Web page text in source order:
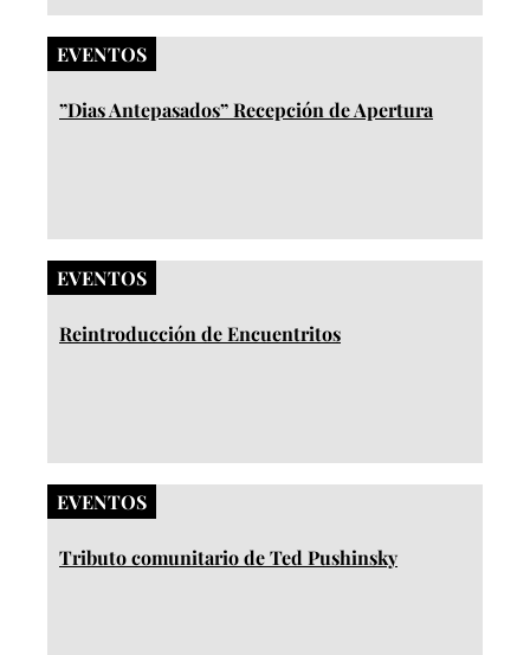
EVENTOS
”Dias Antepasados” Recepción de Apertura​
EVENTOS
Reintroducción de Encuentritos
EVENTOS
Tributo comunitario de Ted Pushinsky